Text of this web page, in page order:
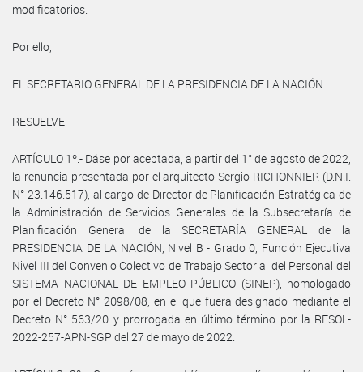
modificatorios.
Por ello,
EL SECRETARIO GENERAL DE LA PRESIDENCIA DE LA NACIÓN
RESUELVE:
ARTÍCULO 1º.- Dáse por aceptada, a partir del 1° de agosto de 2022,
la renuncia presentada por el arquitecto Sergio RICHONNIER (D.N.I.
N° 23.146.517), al cargo de Director de Planificación Estratégica de
la Administración de Servicios Generales de la Subsecretaría de
Planificación General de la SECRETARÍA GENERAL de la
PRESIDENCIA DE LA NACIÓN, Nivel B - Grado 0, Función Ejecutiva
Nivel III del Convenio Colectivo de Trabajo Sectorial del Personal del
SISTEMA NACIONAL DE EMPLEO PÚBLICO (SINEP), homologado
por el Decreto N° 2098/08, en el que fuera designado mediante el
Decreto N° 563/20 y prorrogada en último término por la RESOL-
2022-257-APN-SGP del 27 de mayo de 2022.